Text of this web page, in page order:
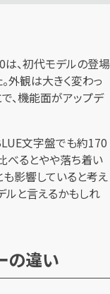
、初代モデルの登場
外観は大きく変わっ
、機能面がアップデ
文字盤でも約170
べるとやや落ち着い
影響していると考え
ルと言えるかもしれ
の違い